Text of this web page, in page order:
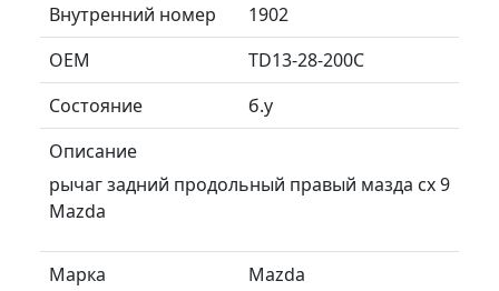
Внутренний номер
1902
ОЕМ
TD13-28-200C
Состояние
б.у
Описание
рычаг задний продольный правый мазда сх 9
Mazda
Марка
Mazda